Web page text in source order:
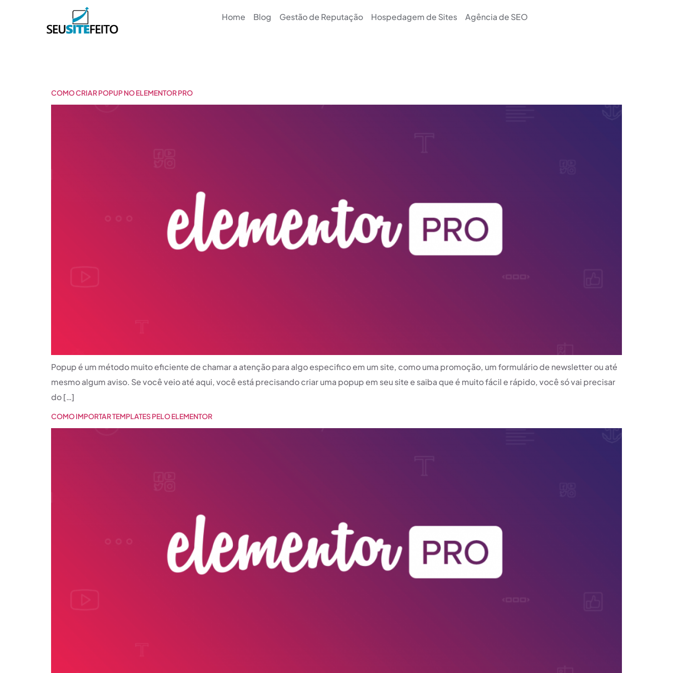
Home Blog Gestão de Reputação Hospedagem de Sites Agência de SEO
COMO CRIAR POPUP NO ELEMENTOR PRO
Popup é um método muito eficiente de chamar a atenção para algo especifico em um site, como uma promoção, um formulário de newsletter ou até
mesmo algum aviso. Se você veio até aqui, você está precisando criar uma popup em seu site e saiba que é muito fácil e rápido, você só vai precisar
do […]
COMO IMPORTAR TEMPLATES PELO ELEMENTOR